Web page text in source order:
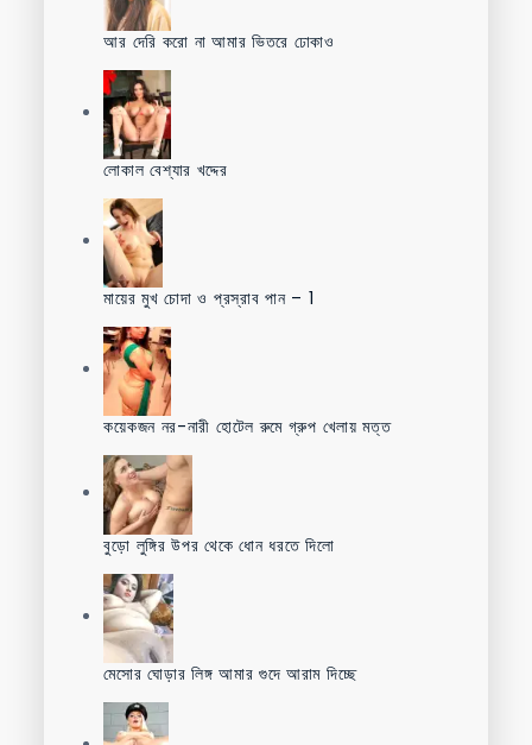
আর দেরি করো না আমার ভিতরে ঢোকাও
লোকাল বেশ্যার খদ্দের
মায়ের মুখ চোদা ও প্রস্রাব পান – 1
কয়েকজন নর-নারী হোটেল রুমে গ্রুপ খেলায় মত্ত
বুড়ো লুঙ্গির উপর থেকে ধোন ধরতে দিলো
মেসোর ঘোড়ার লিঙ্গ আমার গুদে আরাম দিচ্ছে